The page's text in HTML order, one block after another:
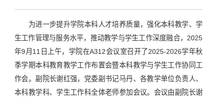
为进一步提升学院本科人才培养质量，强化本科教学、学
生工作管理与服务水平，推动教学与学生工作深度融合，2025
年9月11日上午，学院在A312会议室召开了2025-2026学年秋
季学期本科教育教学工作布置会暨本科教学与学生工作协同工
作会。副院长谢红强，党委副书记马丹、各教学单位负责人、
本科教学科、学生工作科全体老师参加会议。会议由副院长谢